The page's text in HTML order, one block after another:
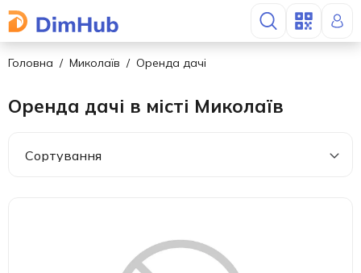
Головна Миколаїв Оренда дачі
Оренда дачі в місті Миколаїв